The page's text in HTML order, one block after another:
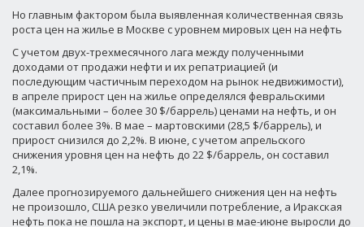
Но главным фактором была выявленная количественная связь
роста цен на жилье в Москве с уровнем мировых цен на нефть
С учетом двух-трехмесячного лага между полученными
доходами от продажи нефти и их репатриацией (и
последующим частичным переходом на рынок недвижимости),
в апреле прирост цен на жилье определялся февральскими
(максимальными – более 30 $/баррель) ценами на нефть, и он
составил более 3%. В мае – мартовскими (28,5 $/баррель), и
прирост снизился до 2,2%. В июне, с учетом апрельского
снижения уровня цен на нефть до 22 $/баррель, он составил
2,1%.
Далее прогнозируемого дальнейшего снижения цен на нефть
не произошло, США резко увеличили потребление, а Иракская
нефть пока не пошла на экспорт, и цены в мае-июне выросли до